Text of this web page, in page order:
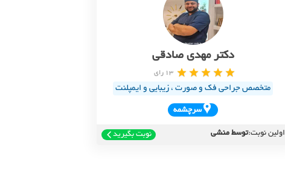
دکتر مهدی صادقی
13 رای
متخصص جراحی فک و صورت ، زیبایی و ایمپلنت
سرچشمه
اولین نوبت:توسط منشی نوبت بگیرید